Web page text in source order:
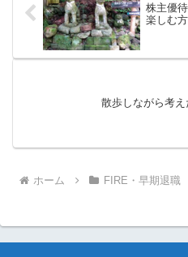
株主優
楽しむ
散歩しながら考え
ホーム FIRE・早期退職